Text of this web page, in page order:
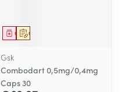
Op voorschrift
Geneesmiddel
Gsk
Combodart 0,5mg/0,4mg
Caps 30